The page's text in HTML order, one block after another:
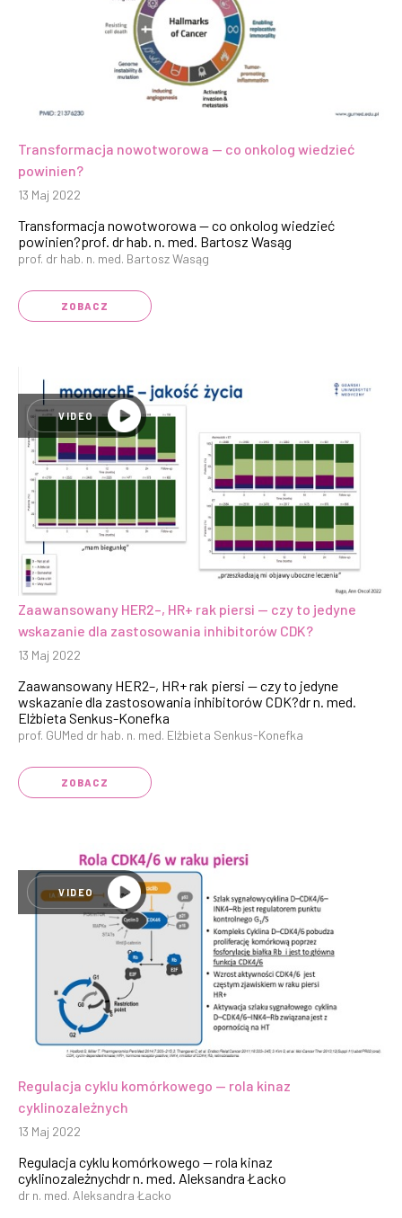
Transformacja nowotworowa — co onkolog wiedzieć
powinien?
13 Maj 2022
Transformacja nowotworowa — co onkolog wiedzieć
powinien?prof. dr hab. n. med. Bartosz Wasąg
prof. dr hab. n. med. Bartosz Wasąg
ZOBACZ
VIDEO
Zaawansowany HER2–, HR+ rak piersi — czy to jedyne
wskazanie dla zastosowania inhibitorów CDK?
13 Maj 2022
Zaawansowany HER2–, HR+ rak piersi — czy to jedyne
wskazanie dla zastosowania inhibitorów CDK?dr n. med.
Elżbieta Senkus-Konefka
prof. GUMed dr hab. n. med. Elżbieta Senkus-Konefka
ZOBACZ
VIDEO
Regulacja cyklu komórkowego — rola kinaz
cyklinozależnych
13 Maj 2022
Regulacja cyklu komórkowego — rola kinaz
cyklinozależnychdr n. med. Aleksandra Łacko
dr n. med. Aleksandra Łacko